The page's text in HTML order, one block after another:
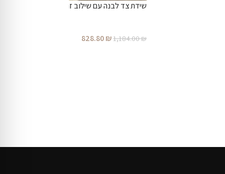
שידת צד לבנה עם שילוב זהב-דגם מוש
1,184.00₪
828.80₪